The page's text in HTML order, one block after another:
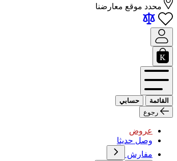
محدد موقع معارضنا
القائمة
حسابي
رجوع
عروض
وصل حديثا
مفارش